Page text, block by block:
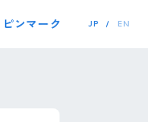
ピンマーク JP EN